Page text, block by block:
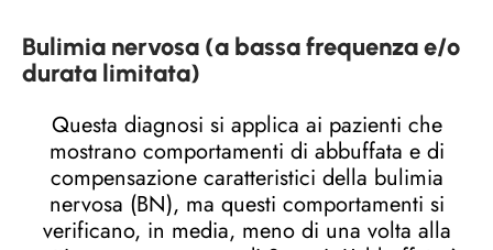
Bulimia nervosa (a bassa frequenza e/o
durata limitata)
Questa diagnosi si applica ai pazienti che
mostrano comportamenti di abbuffata e di
compensazione caratteristici della bulimia
nervosa (BN), ma questi comportamenti si
verificano, in media, meno di una volta alla